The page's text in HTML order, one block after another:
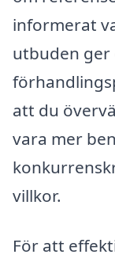
informerat
utbuden ger
att du
vara mer
villkor.
För att